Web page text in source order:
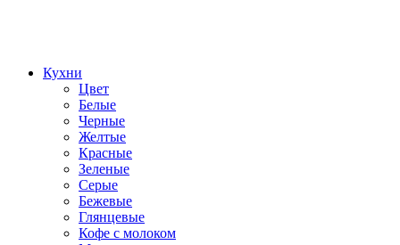
Кухни
Цвет
Белые
Черные
Желтые
Красные
Зеленые
Серые
Бежевые
Глянцевые
Кофе с молоком